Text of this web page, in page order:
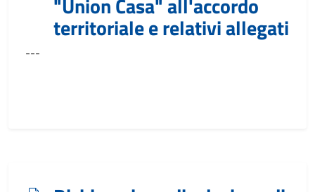
territoriale e relativi allegati
---